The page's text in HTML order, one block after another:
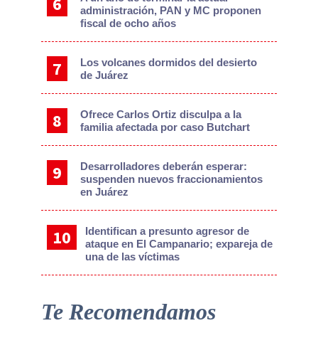
administración, PAN y MC proponen
fiscal de ocho años
Los volcanes dormidos del desierto
de Juárez
Ofrece Carlos Ortiz disculpa a la
familia afectada por caso Butchart
Desarrolladores deberán esperar:
suspenden nuevos fraccionamientos
en Juárez
Identifican a presunto agresor de
ataque en El Campanario; expareja de
una de las víctimas
Te Recomendamos